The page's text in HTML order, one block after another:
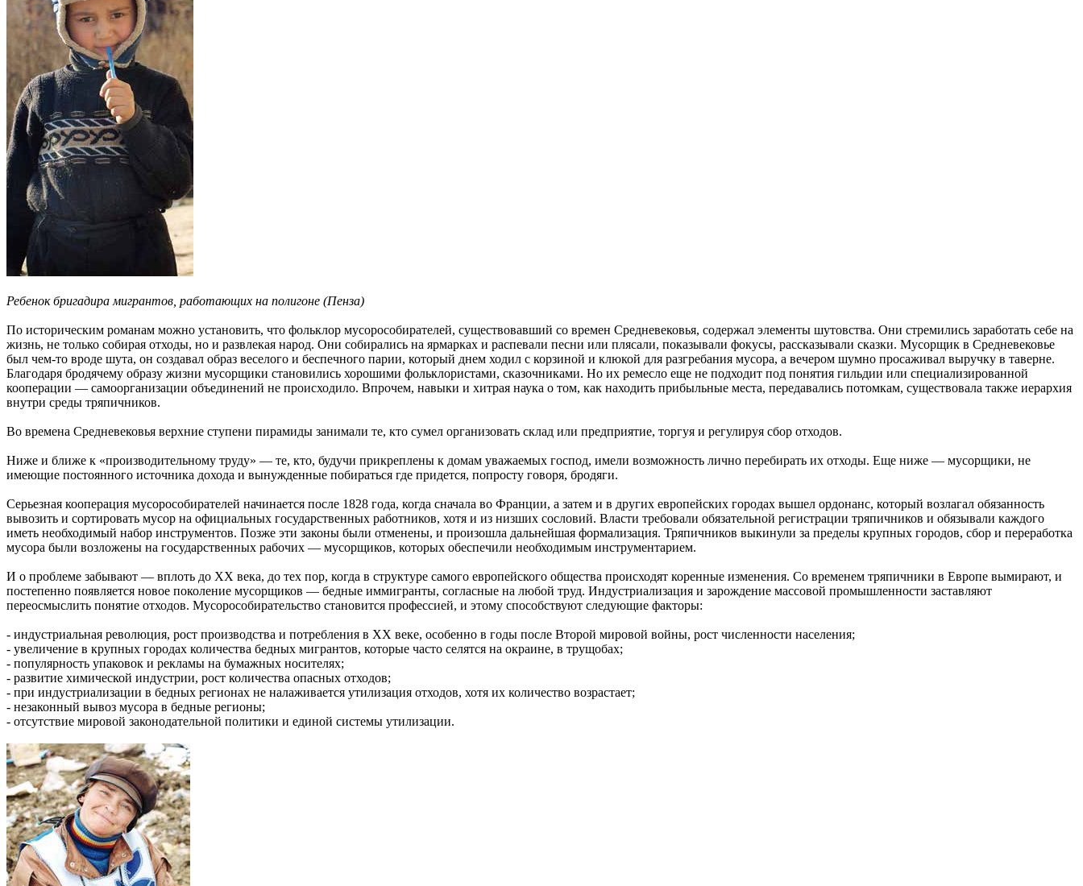
Ребенок бригадира мигрантов, работающих на полигоне (Пенза)
По историческим романам можно установить, что фольклор мусорособирателей, существовавший со времен Средневековья, содержал элементы шутовства. Они стремились заработать себе на
жизнь, не только собирая отходы, но и развлекая народ. Они собирались на ярмарках и распевали песни или плясали, показывали фокусы, рассказывали сказки. Мусорщик в Средневековье
был чем-то вроде шута, он создавал образ веселого и беспечного парии, который днем ходил с корзиной и клюкой для разгребания мусора, а вечером шумно просаживал выручку в таверне.
Благодаря бродячему образу жизни мусорщики становились хорошими фольклористами, сказочниками. Но их ремесло еще не подходит под понятия гильдии или специализированной
кооперации — самоорганизации объединений не происходило. Впрочем, навыки и хитрая наука о том, как находить прибыльные места, передавались потомкам, существовала также иерархия
внутри среды тряпичников.
Во времена Средневековья верхние ступени пирамиды занимали те, кто сумел организовать склад или предприятие, торгуя и регулируя сбор отходов.
Ниже и ближе к «производительному труду» — те, кто, будучи прикреплены к домам уважаемых господ, имели возможность лично перебирать их отходы. Еще ниже — мусорщики, не
имеющие постоянного источника дохода и вынужденные побираться где придется, попросту говоря, бродяги.
Серьезная кооперация мусорособирателей начинается после 1828 года, когда сначала во Франции, а затем и в других европейских городах вышел ордонанс, который возлагал обязанность
вывозить и сортировать мусор на официальных государственных работников, хотя и из низших сословий. Власти требовали обязательной регистрации тряпичников и обязывали каждого
иметь необходимый набор инструментов. Позже эти законы были отменены, и произошла дальнейшая формализация. Тряпичников выкинули за пределы крупных городов, сбор и переработка
мусора были возложены на государственных рабочих — мусорщиков, которых обеспечили необходимым инструментарием.
И о проблеме забывают — вплоть до ХХ века, до тех пор, когда в структуре самого европейского общества происходят коренные изменения. Со временем тряпичники в Европе вымирают, и
постепенно появляется новое поколение мусорщиков — бедные иммигранты, согласные на любой труд. Индустриализация и зарождение массовой промышленности заставляют
переосмыслить понятие отходов. Мусорособирательство становится профессией, и этому способствуют следующие факторы:
- индустриальная революция, рост производства и потребления в ХХ веке, особенно в годы после Второй мировой войны, рост численности населения;
- увеличение в крупных городах количества бедных мигрантов, которые часто селятся на окраине, в трущобах;
- популярность упаковок и рекламы на бумажных носителях;
- развитие химической индустрии, рост количества опасных отходов;
- при индустриализации в бедных регионах не налаживается утилизация отходов, хотя их количество возрастает;
- незаконный вывоз мусора в бедные регионы;
- отсутствие мировой законодательной политики и единой системы утилизации.